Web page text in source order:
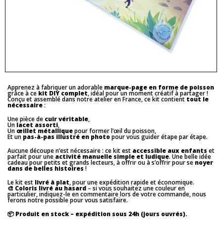
Apprenez à fabriquer un adorable marque-page en forme de poisson
grâce à ce kit DIY complet, idéal pour un moment créatif à partager !
Conçu et assemblé dans notre atelier en France, ce kit contient tout le
nécessaire:
Une pièce de cuir véritable,
Un lacet assorti,
Un œillet métalliquepour former l’œil du poisson,
Et un pas-à-pas illustré en photopour vous guider étape par étape.
Aucune découpe n’est nécessaire : ce kit est accessible aux enfants et
parfait pour une activité manuelle simple et ludique. Une belle idée
cadeau pour petits et grands lecteurs, à offrir ou à s’offrir pour se noyer
dans de belles histoires !
Le kit est livré à plat, pour une expédition rapide et économique.
🎨 Coloris livré au hasard – si vous souhaitez une couleur en
particulier, indiquez-le en commentaire lors de votre commande, nous
ferons notre possible pour vous satisfaire.
📦Produit en stock – expédition sous 24h (jours ouvrés).